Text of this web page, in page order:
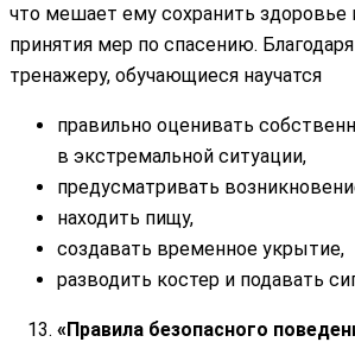
что мешает ему сохранить здоровье
принятия мер по спасению.
тренажеру, обучающиеся научатся
правильно оценивать
в экстремальной ситуации,
предусматривать
находить пищу,
создавать временное укрытие,
разводить костер и подавать
«Правила безопасного